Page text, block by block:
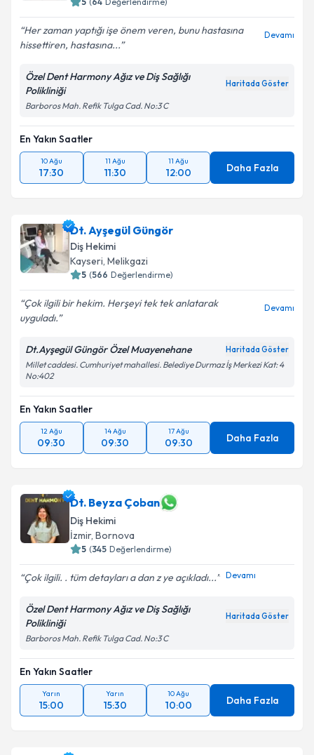
Her zaman yaptığı işe önem veren, bunu hastasına
hissettiren, hastasına...
Devamı
Özel Dent Harmony Ağız ve Diş Sağlığı
Polikliniği
Haritada Göster
Barboros Mah. Refik Tulga Cad. No:3 C
En Yakın Saatler
10 Ağu
17:30
11 Ağu
11:30
11 Ağu
12:00 Daha Fazla
Dt. Ayşegül Güngör
Diş Hekimi
Kayseri, Melikgazi
5 (566 Değerlendirme)
Çok ilgili bir hekim. Herşeyi tek tek anlatarak
uyguladı.
Devamı
Dt.Ayşegül Güngör Özel Muayenehane Haritada Göster
Millet caddesi. Cumhuriyet mahallesi. Belediye Durmaz İş Merkezi Kat: 4
No:402
En Yakın Saatler
12 Ağu
09:30
14 Ağu
09:30
17 Ağu
09:30 Daha Fazla
Dt. Beyza Çoban
Diş Hekimi
İzmir, Bornova
5 (345 Değerlendirme)
Çok ilgili. . tüm detayları a dan z ye açıkladı... Devamı
Özel Dent Harmony Ağız ve Diş Sağlığı
Polikliniği
Haritada Göster
Barboros Mah. Refik Tulga Cad. No:3 C
En Yakın Saatler
Yarın
15:00
Yarın
15:30
10 Ağu
10:00 Daha Fazla